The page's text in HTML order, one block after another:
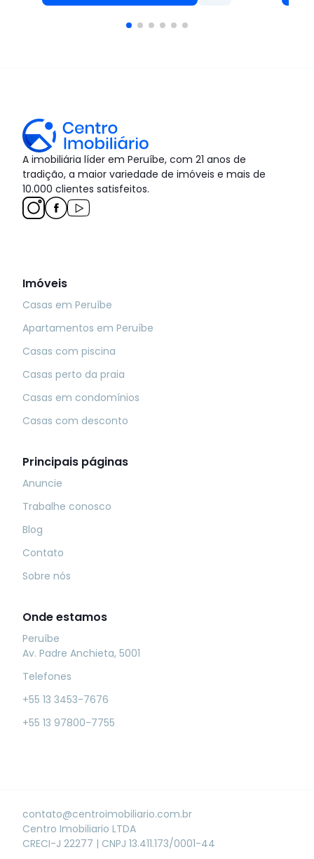
A imobiliária líder em Peruíbe, com 21 anos de
tradição, a maior variedade de imóveis e mais de
10.000 clientes satisfeitos.
Imóveis
Casas em Peruíbe
Apartamentos em Peruíbe
Casas com piscina
Casas perto da praia
Casas em condomínios
Casas com desconto
Principais páginas
Anuncie
Trabalhe conosco
Blog
Contato
Sobre nós
Onde estamos
Peruíbe
Av. Padre Anchieta, 5001
Telefones
+55 13 3453-7676
+55 13 97800-7755
Centro Imobiliario LTDA
CRECI-J 22277 | CNPJ 13.411.173/0001-44
contato@centroimobiliario.com.br